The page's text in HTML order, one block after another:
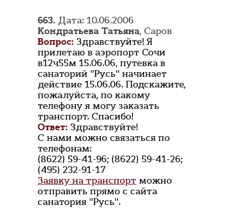
663. Дата: 10.06.2006
Кондратьева Татьяна, Саров
Вопрос: Здравствуйте! Я
прилетаю в аэропорт Сочи
в12ч55м 15.06.06, путевка в
санаторий "Русь" начинает
действие 15.06.06. Подскажите,
пожалуйста, по какому
телефону я могу заказать
транспорт. Спасибо!
Ответ: Здравствуйте!
С нами можно связаться по
телефонам:
(8622) 59-41-96; (8622) 59-41-26;
(495) 232-91-17
Заявку на транспорт можно
отправить прямо с сайта
санатория "Русь".